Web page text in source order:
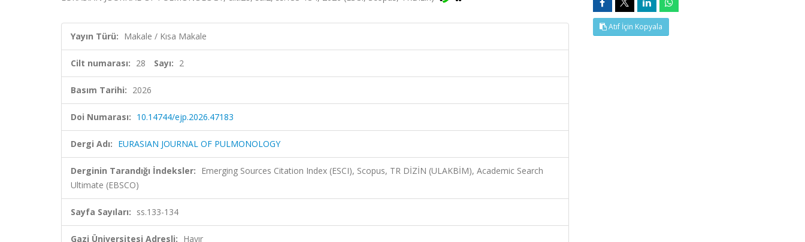
Yayın Türü: Makale / Kısa Makale
Cilt numarası: 28 Sayı: 2
Basım Tarihi: 2026
Doi Numarası: 10.14744/ejp.2026.47183
Dergi Adı: EURASIAN JOURNAL OF PULMONOLOGY
Derginin Tarandığı İndeksler: Emerging Sources Citation Index (ESCI), Scopus, TR DİZİN (ULAKBİM), Academic Search
Ultimate (EBSCO)
Sayfa Sayıları: ss.133-134
Gazi Üniversitesi Adresli: Hayır
Atıf İçin Kopyala